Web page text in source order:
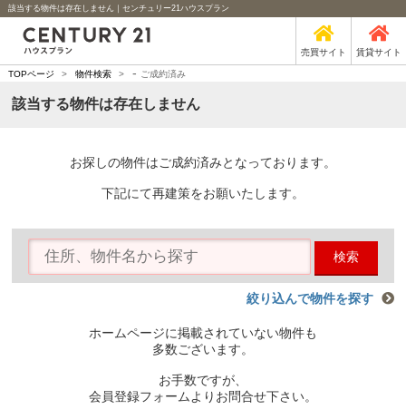
該当する物件は存在しません｜センチュリー21ハウスプラン
売買サイト 賃貸サイト
TOPページ > 物件検索 > - ご成約済み
該当する物件は存在しません
お探しの物件はご成約済みとなっております。
下記にて再建策をお願いたします。
検索
絞り込んで物件を探す
ホームページに掲載されていない物件も
多数ございます。
お手数ですが、
会員登録フォームよりお問合せ下さい。